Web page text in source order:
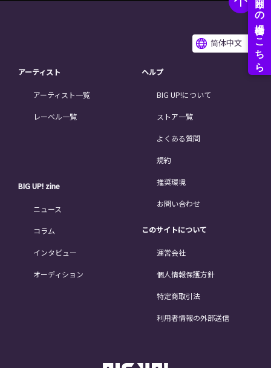
简体中文
アーティスト
アーティスト一覧
レーベル一覧
BIG UP! zine
ニュース
コラム
インタビュー
オーディション
ヘルプ
BIG UP!について
ストア一覧
よくある質問
規約
推奨環境
お問い合わせ
このサイトについて
運営会社
個人情報保護方針
特定商取引法
利用者情報の外部送信